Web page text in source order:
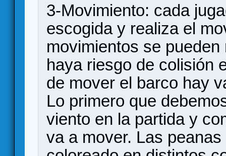
3-Movimiento: cada
escogida y realiza el
movimientos se
haya riesgo de colisión
de mover el barco hay
Lo primero que
viento en la partida y
va a mover. Las